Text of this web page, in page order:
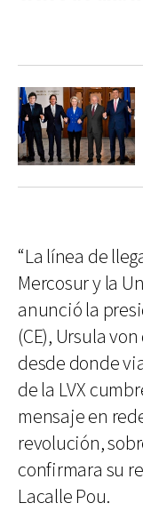
“La línea de
Mercosur y la
anunció la
(CE), Ursula
desde donde
de la LVX
mensaje en
revolución,
confirmara su
Lacalle Pou.